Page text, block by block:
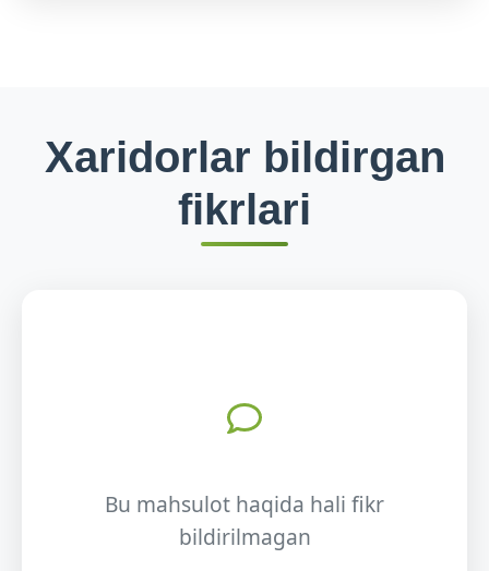
Xaridorlar bildirgan
fikrlari
Bu mahsulot haqida hali fikr
bildirilmagan